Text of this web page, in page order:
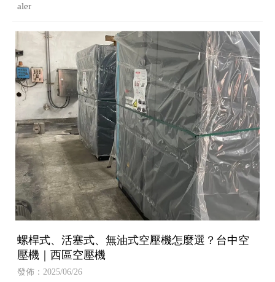
aler
螺桿式、活塞式、無油式空壓機怎麼選？台中空
壓機｜西區空壓機
發佈：2025/06/26